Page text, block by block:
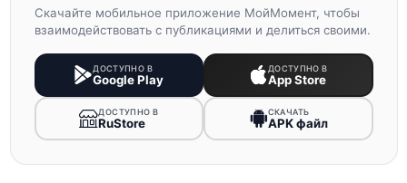
Скачайте мобильное приложение МойМомент, чтобы
взаимодействовать с публикациями и делиться своими.
ДОСТУПНО В
Google Play
ДОСТУПНО В
App Store
ДОСТУПНО В
RuStore
СКАЧАТЬ
APK файл